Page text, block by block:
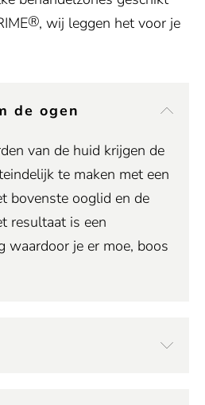
®, wij leggen het voor je
de ogen
van de huid krijgen de
te maken met een
bovenste ooglid en de
resultaat is een
waardoor je er moe, boos